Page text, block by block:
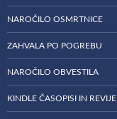
NAROČILO OSMRTNICE
ZAHVALA PO POGREBU
NAROČILO OBVESTILA
KINDLE ČASOPISI IN REVIJE